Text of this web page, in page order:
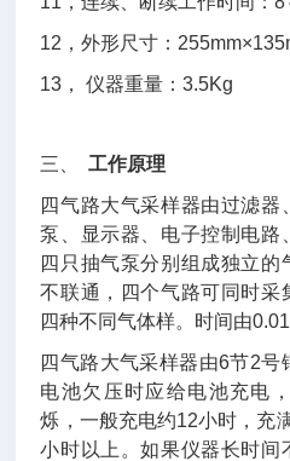
12，外形尺寸：
13， 仪器重量：3.5Kg
三、
工作原理
四气路大气采样器由过滤
泵、显示器、电子控制电路
四只抽气泵分别组成独立的
不联通，四个气路可同时采
四种不同气体样。时间由
四气路大气采样器由6节2号
电池欠压时应给电池充电
烁，一般充电约12小时，充
小时以上。如果仪器长时间